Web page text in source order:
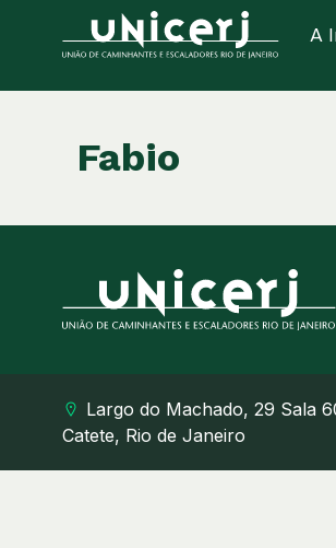
A
Fabio
Largo do Machado, 29 Sala
Catete, Rio de Janeiro